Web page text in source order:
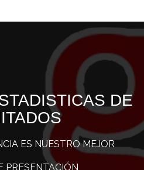
DE
ES NUESTRO MEJOR
PRESENTACIÓN